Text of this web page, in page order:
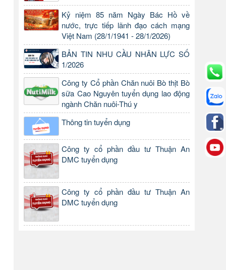
Kỷ niệm 85 năm Ngày Bác Hồ về
nước, trực tiếp lãnh đạo cách mạng
Việt Nam (28/1/1941 - 28/1/2026)
BẢN TIN NHU CẦU NHÂN LỰC SỐ
1/2026
Công ty Cổ phần Chăn nuôi Bò thịt Bò
sữa Cao Nguyên tuyển dụng lao động
ngành Chăn nuôi-Thú y
Thông tin tuyển dụng
Công ty cổ phần đầu tư Thuận An
DMC tuyển dụng
Công ty cổ phần đầu tư Thuận An
DMC tuyển dụng